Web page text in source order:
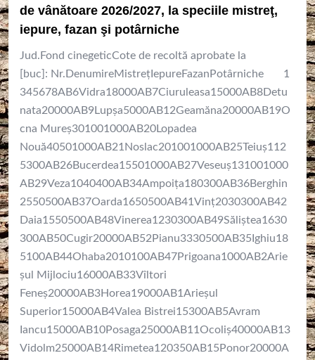
de vânătoare 2026/2027, la speciile mistreţ,
iepure, fazan şi potârniche
Jud.Fond cinegeticCote de recoltă aprobate la
[buc]: Nr.DenumireMistreţIepureFazanPotârniche 1
345678AB6Vidra18000AB7Ciuruleasa15000AB8Detu
nata20000AB9Lupșa5000AB12Geamăna20000AB19O
cna Mureș301001000AB20Lopadea
Nouă40501000AB21Noslac201001000AB25Teiuș112
5300AB26Bucerdea15501000AB27Veseuș131001000
AB29Veza1040400AB34Ampoița180300AB36Berghin
2550500AB37Oarda1650500AB41Vinț2030300AB42
Daia1550500AB48Vinerea1230300AB49Săliștea1630
300AB50Cugir20000AB52Pianu3330500AB35Ighiu18
5100AB44Ohaba2010100AB47Prigoana1000AB2Arie
șul Mijlociu16000AB33Vîltori
Feneş20000AB3Horea19000AB1Arieșul
Superior15000AB4Valea Bistrei15300AB5Avram
Iancu15000AB10Posaga25000AB11Ocoliș40000AB13
Vidolm25000AB14Rimetea120350AB15Ponor20000A